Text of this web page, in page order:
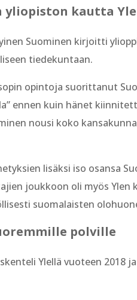
yliopiston kautta
Suominen kirjoitti
tiedekuntaan.
opintoja suorittanut
ennen kuin hänet
nousi koko
lisäksi iso osansa
joukkoon oli myös Ylen
suomalaisten
polville
Ylellä vuoteen 2018